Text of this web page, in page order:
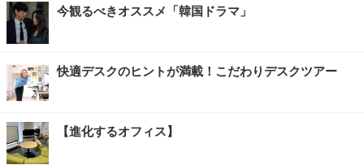
今観るべきオススメ「韓国ドラマ」
快適デスクのヒントが満載！こだわりデスクツアー
【進化するオフィス】